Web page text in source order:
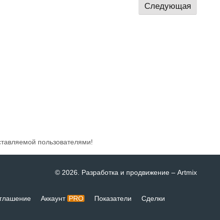
Следующая
пользователями!
© 2026 . Разработка и продвижение – Artmix
Аккаунт PRO Показатели Сделки